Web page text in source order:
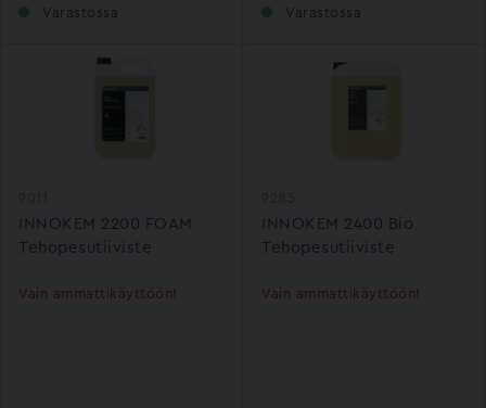
Varastossa Varastossa
INNOKEM 2200 FOAM
Tehopesutiiviste
Vain ammattikäyttöön!
INNOKEM 2400 Bio
Tehopesutiiviste
Vain ammattikäyttöön!